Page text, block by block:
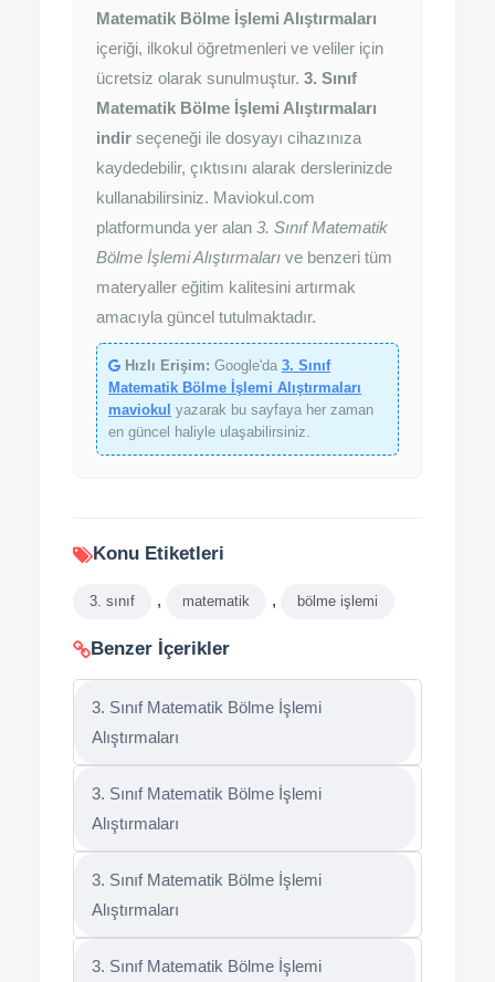
Matematik Bölme İşlemi Alıştırmaları
içeriği, ilkokul öğretmenleri ve veliler için
ücretsiz olarak sunulmuştur. 3. Sınıf
Matematik Bölme İşlemi Alıştırmaları
indir seçeneği ile dosyayı cihazınıza
kaydedebilir, çıktısını alarak derslerinizde
kullanabilirsiniz. Maviokul.com
platformunda yer alan 3. Sınıf Matematik
Bölme İşlemi Alıştırmaları ve benzeri tüm
materyaller eğitim kalitesini artırmak
amacıyla güncel tutulmaktadır.
Hızlı Erişim: Google'da 3. Sınıf
Matematik Bölme İşlemi Alıştırmaları
maviokul yazarak bu sayfaya her zaman
en güncel haliyle ulaşabilirsiniz.
Konu Etiketleri
3. sınıf , matematik , bölme işlemi
Benzer İçerikler
3. Sınıf Matematik Bölme İşlemi
Alıştırmaları
3. Sınıf Matematik Bölme İşlemi
Alıştırmaları
3. Sınıf Matematik Bölme İşlemi
Alıştırmaları
3. Sınıf Matematik Bölme İşlemi